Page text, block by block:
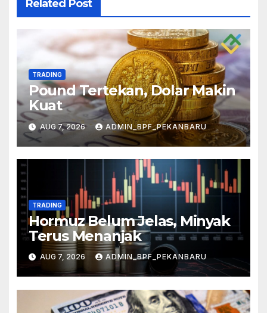
Related Post
TRADING
Pound Tertekan, Dolar Makin
Kuat
AUG 7, 2026 ADMIN_BPF_PEKANBARU
TRADING
Hormuz Belum Jelas, Minyak
Terus Menanjak
AUG 7, 2026 ADMIN_BPF_PEKANBARU